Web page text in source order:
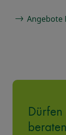
Angebote